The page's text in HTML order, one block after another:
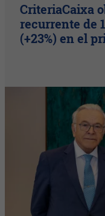
CriteriaCaixa
recurrente de
(+23%) en el